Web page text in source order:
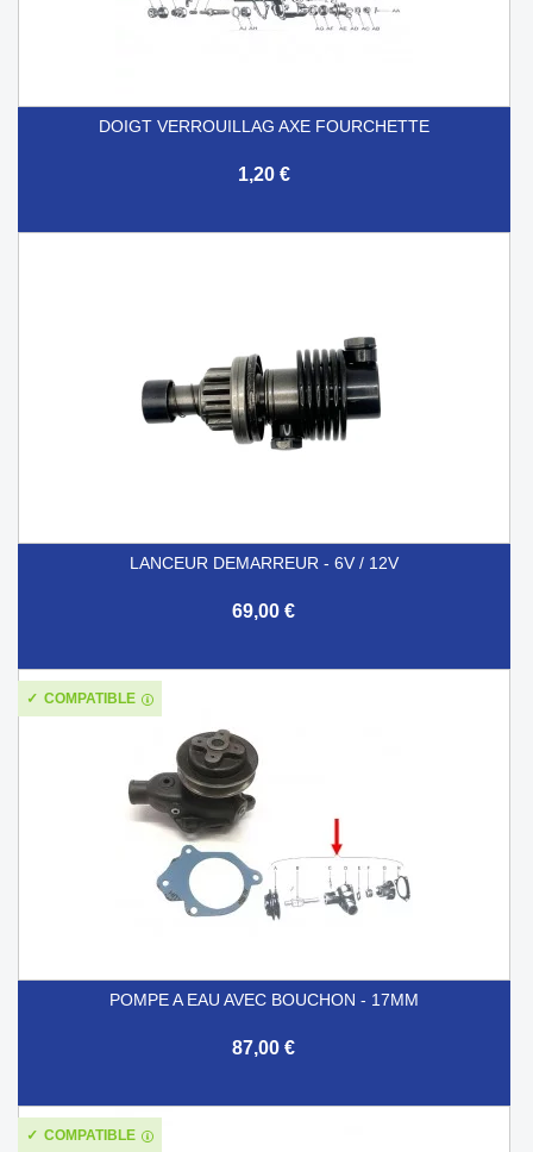
DOIGT VERROUILLAG AXE FOURCHETTE
1,20 €
LANCEUR DEMARREUR - 6V / 12V
69,00 €
POMPE A EAU AVEC BOUCHON - 17MM
87,00 €
COMPATIBLE
COMPATIBLE